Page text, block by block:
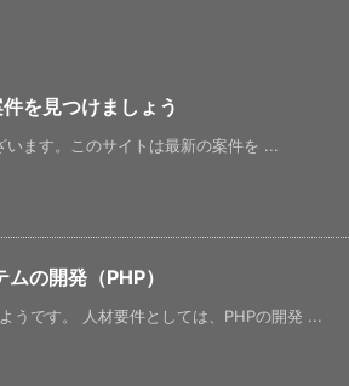
を見つけましょう
ます。このサイトは最新の案件を ...
の開発（PHP）
うです。 人材要件としては、PHPの開発 ...